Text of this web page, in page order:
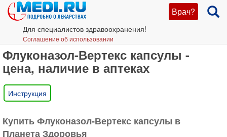
Врач?
Для специалистов здравоохранения!
Соглашение об использовании
Флуконазол-Вертекс капсулы -
цена, наличие в аптеках
Инструкция
Купить Флуконазол-Вертекс капсулы в
Планета Здоровья